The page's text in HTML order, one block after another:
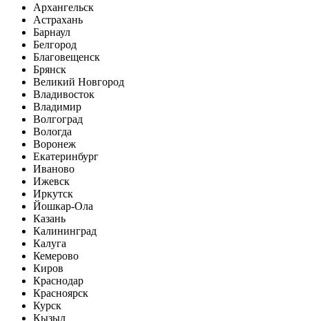
Архангельск
Астрахань
Барнаул
Белгород
Благовещенск
Брянск
Великий Новгород
Владивосток
Владимир
Волгоград
Вологда
Воронеж
Екатеринбург
Иваново
Ижевск
Иркутск
Йошкар-Ола
Казань
Калининград
Калуга
Кемерово
Киров
Краснодар
Красноярск
Курск
Кызыл